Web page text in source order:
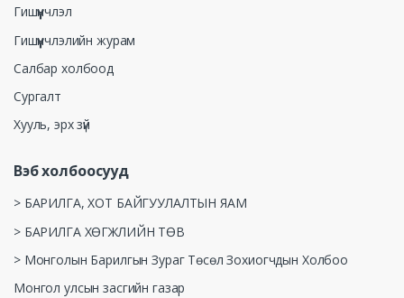
Гишүүнчлэл
Гишүүнчлэлийн журам
Салбар холбоод
Сургалт
Хууль, эрх зүй
Вэб холбоосууд
> БАРИЛГА, ХОТ БАЙГУУЛАЛТЫН ЯАМ
> БАРИЛГА ХӨГЖЛИЙН ТӨВ
> Монголын Барилгын Зураг Төсөл Зохиогчдын Холбоо
Монгол улсын засгийн газар